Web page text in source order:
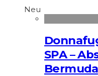
Neu
SPA –